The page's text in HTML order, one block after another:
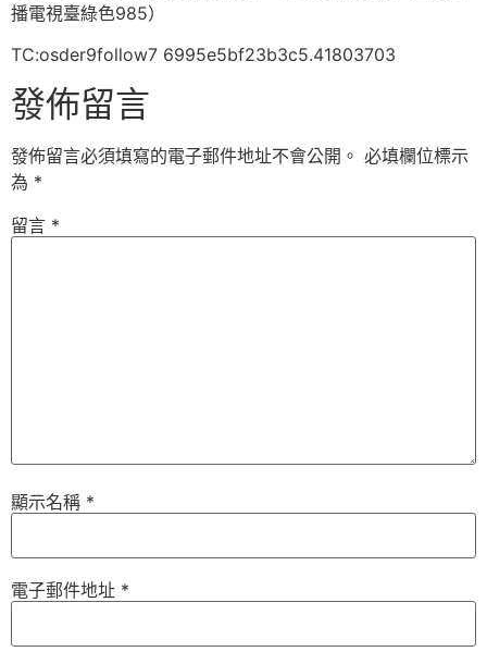
播電視臺綠色985）
TC:osder9follow7 6995e5bf23b3c5.41803703
發佈留言
發佈留言必須填寫的電子郵件地址不會公開。 必填欄位標示
為 *
留言 *
顯示名稱 *
電子郵件地址 *